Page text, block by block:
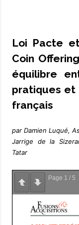
Loi Pacte
Coin
équilibre
pratiques
français
par Damien Luqué,
Jarrige de la
Tatar
Page 1 / 5